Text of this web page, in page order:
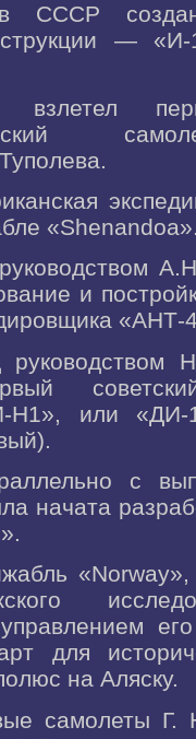
созданы
—
и
«АНТ-
Н1», или «ДИ-
с
начата
его
для
на Аляску.
самолеты Г.